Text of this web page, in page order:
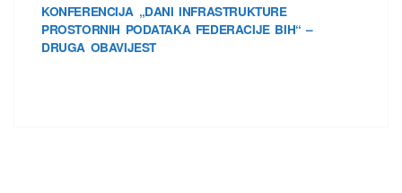
KONFERENCIJA „DANI INFRASTRUKTURE
PROSTORNIH PODATAKA FEDERACIJE BIH“ –
DRUGA OBAVIJEST